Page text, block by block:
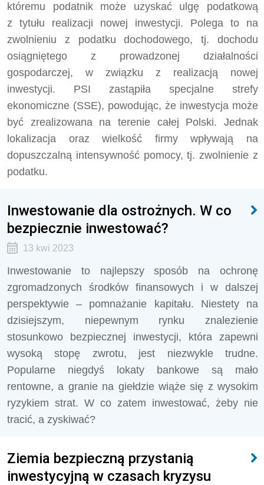
któremu podatnik może uzyskać ulgę podatkową
z tytułu realizacji nowej inwestycji. Polega to na
zwolnieniu z podatku dochodowego, tj. dochodu
osiągniętego z prowadzonej działalności
gospodarczej, w związku z realizacją nowej
inwestycji. PSI zastąpiła specjalne strefy
ekonomiczne (SSE), powodując, że inwestycja może
być zrealizowana na terenie całej Polski. Jednak
lokalizacja oraz wielkość firmy wpływają na
dopuszczalną intensywność pomocy, tj. zwolnienie z
podatku.
Inwestowanie dla ostrożnych. W co
bezpiecznie inwestować?
13 kwi 2023
Inwestowanie to najlepszy sposób na ochronę
zgromadzonych środków finansowych i w dalszej
perspektywie – pomnażanie kapitału. Niestety na
dzisiejszym, niepewnym rynku znalezienie
stosunkowo bezpiecznej inwestycji, która zapewni
wysoką stopę zwrotu, jest niezwykle trudne.
Popularne niegdyś lokaty bankowe są mało
rentowne, a granie na giełdzie wiąże się z wysokim
ryzykiem strat. W co zatem inwestować, żeby nie
tracić, a zyskiwać?
Ziemia bezpieczną przystanią
inwestycyjną w czasach kryzysu